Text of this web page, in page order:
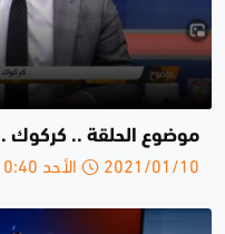
موضوع الحلقة .. كركوك
2021/01/10 الأحد 10:40 ص